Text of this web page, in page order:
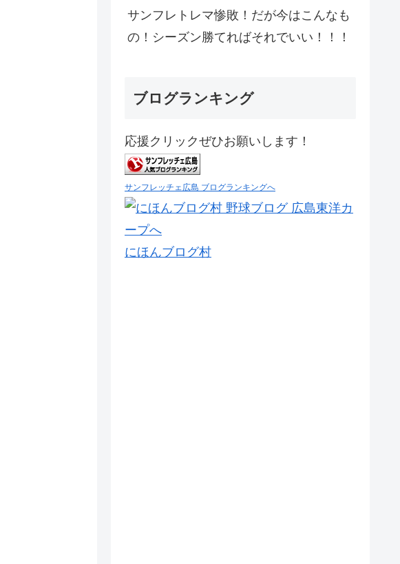
サンフレトレマ惨敗！だが今はこんなも
の！シーズン勝てればそれでいい！！！
ブログランキング
応援クリックぜひお願いします！
サンフレッチェ広島 ブログランキングへ
にほんブログ村